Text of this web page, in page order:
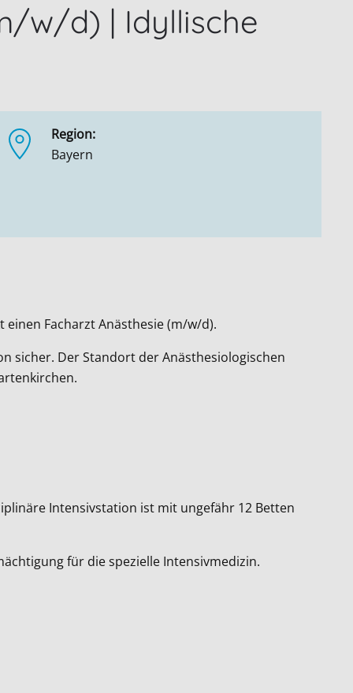
w/d) | Idyllische
Region:
Bayern
Facharzt Anästhesie (m/w/d).
sicher. Der Standort der Anästhesiologischen
Intensivstation ist mit ungefähr 12 Betten
für die spezielle Intensivmedizin.